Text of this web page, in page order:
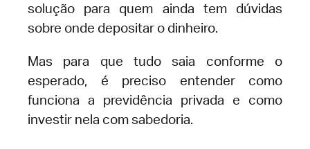
solução para quem ainda tem dúvidas
sobre onde depositar o dinheiro.
Mas para que tudo saia conforme o
esperado, é preciso entender como
funciona a previdência privada e como
investir nela com sabedoria.